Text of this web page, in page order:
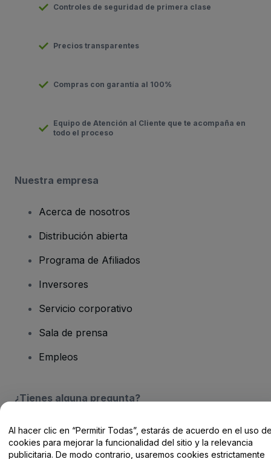
Controles de seguridad de primera clase
Precios transparentes
Compras con garantía al 100%
Equipo de Atención al Cliente que te acompaña en
todo el proceso
Nuestra empresa
Acerca de nosotros
Distribución abierta
Programa de Afiliados
Inversores
Servicio corporativo
Sala de prensa
Empleos
¿Tienes alguna pregunta?
Centro de Ayuda / Contacto
Al hacer clic en “Permitir Todas”, estarás de acuerdo en el uso
cookies para mejorar la funcionalidad del sitio y la relevancia
publicitaria. De modo contrario, usaremos cookies estrictamente